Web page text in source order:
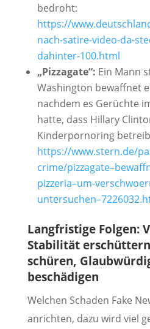
bedroht:
https://
nach-satire-video-da-
dahinter-100.html
„Pizzagate“: Ein Mann
Washington bewaffnet
nachdem es Gerüchte
hatte, dass Hillary
Kinderpornoring
https://www.stern.de/
crime/
pizzeria–um-
Langfristige Folgen:
Stabilität erschüttern
schüren,
beschädigen
Welchen Schaden Fake
anrichten, dazu wird viel